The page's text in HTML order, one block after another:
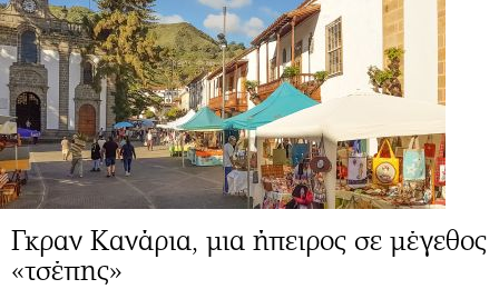
Γκραν Κανάρια, μια ήπειρος σε μέγεθος
«τσέπης»